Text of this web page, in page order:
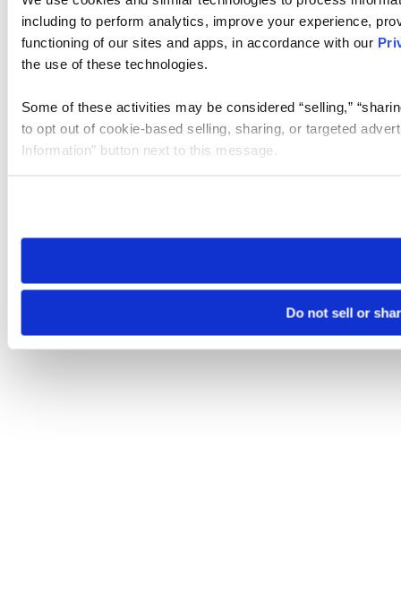
including to perform analytics, improve your experience,
functioning of our sites and apps, in accordance with our
the use of these technologies.
Some of these activities may be considered “selling,”
to opt out of cookie-based selling, sharing, or targeted
Information” button next to this message.
need to be set again.
Do not sell or